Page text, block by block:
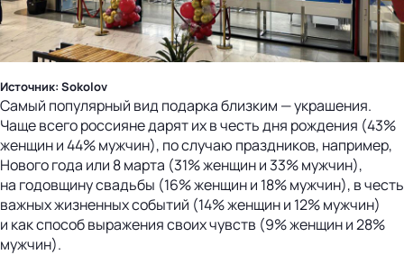
Источник: Sokolov
Самый популярный вид подарка близким — украшения.
Чаще всего россияне дарят их в честь дня рождения (43%
женщин и 44% мужчин), по случаю праздников, например,
Нового года или 8 марта (31% женщин и 33% мужчин),
на годовщину свадьбы (16% женщин и 18% мужчин), в честь
важных жизненных событий (14% женщин и 12% мужчин)
и как способ выражения своих чувств (9% женщин и 28%
мужчин).